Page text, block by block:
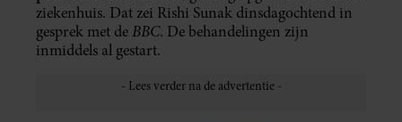
ziekenhuis. Dat zei Rishi Sunak dinsdagochtend in
gesprek met deBBC. De behandelingen zijn
inmiddels al gestart.